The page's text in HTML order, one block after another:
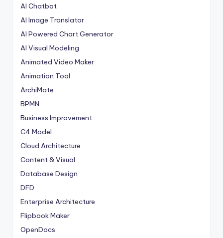
AI Chatbot
AI Image Translator
AI Powered Chart Generator
AI Visual Modeling
Animated Video Maker
Animation Tool
ArchiMate
BPMN
Business Improvement
C4 Model
Cloud Architecture
Content & Visual
Database Design
DFD
Enterprise Architecture
Flipbook Maker
OpenDocs